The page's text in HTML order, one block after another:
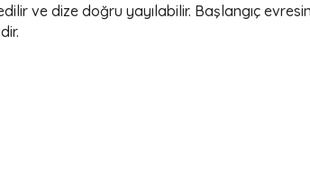
ve dize doğru yayılabilir. Başlangıç